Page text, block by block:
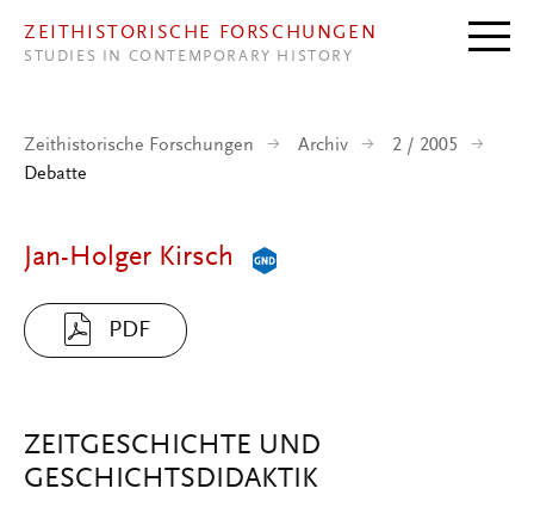
ZEITHISTORISCHE FORSCHUNGEN
STUDIES IN CONTEMPORARY HISTORY
Zeithistorische Forschungen Archiv
2 / 2005
Debatte
Jan-Holger Kirsch
PDF
ZEITGESCHICHTE UND
GESCHICHTSDIDAKTIK